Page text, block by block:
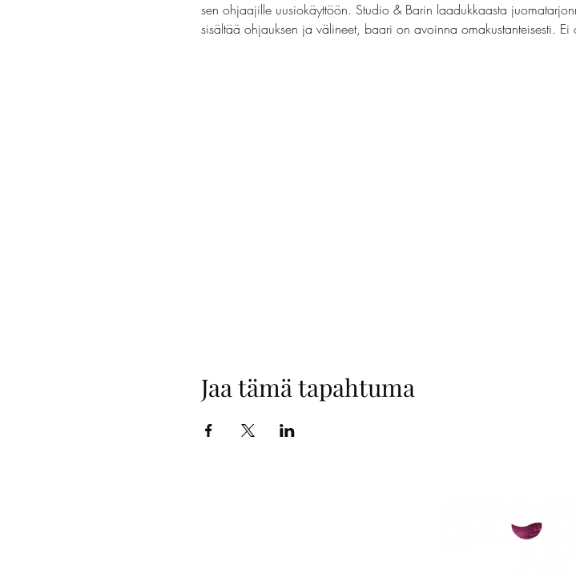
sen ohjaajille uusiokäyttöön. Studio & Barin laadukkaasta
sisältää ohjauksen ja välineet, baari on avoinna omakustanteisesti.
Jaa tämä tapahtuma